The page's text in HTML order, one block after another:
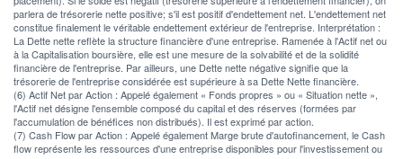
parlera de trésorerie nette positive; s'il est positif d'endettement net. L'endettement net
constitue finalement le véritable endettement extérieur de l'entreprise. Interprétation :
La Dette nette reflète la structure financière d'une entreprise. Ramenée à l'Actif net ou
à la Capitalisation boursière, elle est une mesure de la solvabilité et de la solidité
financière de l'entreprise. Par ailleurs, une Dette nette négative signifie que la
trésorerie de l'entreprise considérée est supérieure à sa Dette Nette financière.
(6) Actif Net par Action : Appelé également « Fonds propres » ou « Situation nette »,
l'Actif net désigne l'ensemble composé du capital et des réserves (formées par
l'accumulation de bénéfices non distribués). Il est exprimé par action.
(7) Cash Flow par Action : Appelé également Marge brute d'autofinancement, le Cash
flow représente les ressources d'une entreprise disponibles pour l'investissement ou